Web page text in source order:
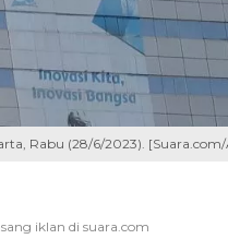
Rabu (28/6/2023).